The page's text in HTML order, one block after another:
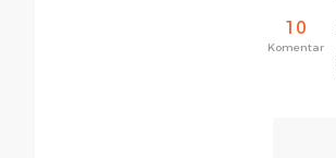
10
Komentar